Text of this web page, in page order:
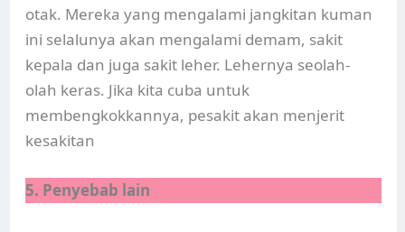
otak. Mereka yang mengalami jangkitan kuman
ini selalunya akan mengalami demam, sakit
kepala dan juga sakit leher. Lehernya seolah-
olah keras. Jika kita cuba untuk
membengkokkannya, pesakit akan menjerit
kesakitan
5. Penyebab lain